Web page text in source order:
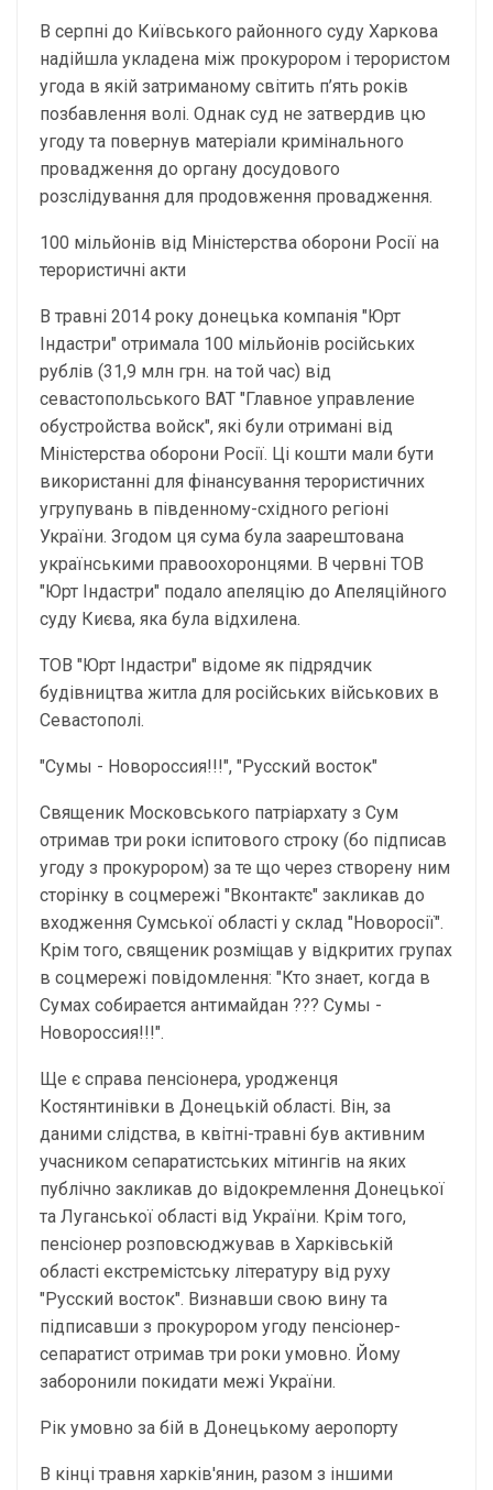
В серпні до Київського районного суду Харкова
надійшла укладена між прокурором і терористом
угода в якій затриманому світить п’ять років
позбавлення волі. Однак суд не затвердив цю
угоду та повернув матеріали кримінального
провадження до органу досудового
розслідування для продовження провадження.
100 мільйонів від Міністерства оборони Росії на
терористичні акти
В травні 2014 року донецька компанія "Юрт
Індастри" отримала 100 мільйонів російських
рублів (31,9 млн грн. на той час) від
севастопольського ВАТ "Главное управление
обустройства войск", які були отримані від
Міністерства оборони Росії. Ці кошти мали бути
використанні для фінансування терористичних
угрупувань в південному-східного регіоні
України. Згодом ця сума була заарештована
українськими правоохоронцями. В червні ТОВ
"Юрт Індастри" подало апеляцію до Апеляційного
суду Києва, яка була відхилена.
ТОВ "Юрт Індастри" відоме як підрядчик
будівництва житла для російських військових в
Севастополі.
"Сумы - Новороссия!!!", "Русский восток"
Священик Московського патріархату з Сум
отримав три роки іспитового строку (бо підписав
угоду з прокурором) за те що через створену ним
сторінку в соцмережі "Вконтактє" закликав до
входження Сумської області у склад "Новоросії".
Крім того, священик розміщав у відкритих групах
в соцмережі повідомлення: "Кто знает, когда в
Сумах собирается антимайдан ??? Сумы -
Новороссия!!!".
Ще є справа пенсіонера, уродженця
Костянтинівки в Донецькій області. Він, за
даними слідства, в квітні-травні був активним
учасником сепаратистських мітингів на яких
публічно закликав до відокремлення Донецької
та Луганської області від України. Крім того,
пенсіонер розповсюджував в Харківській
області екстремістську літературу від руху
"Русский восток". Визнавши свою вину та
підписавши з прокурором угоду пенсіонер-
сепаратист отримав три роки умовно. Йому
заборонили покидати межі України.
Рік умовно за бій в Донецькому аеропорту
В кінці травня харків'янин, разом з іншими